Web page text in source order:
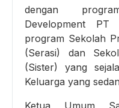
dengan
Development PT
program Sekolah
(Serasi) dan
(Sister) yang
Keluarga yang
Ketua Umum